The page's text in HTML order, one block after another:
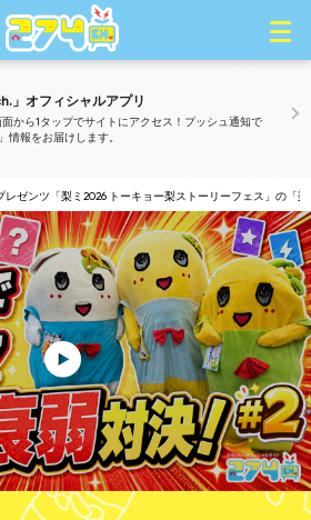
」オフィシャルアプリ
から1タップでサイトにアクセス！プッシュ通知で
」情報をお届けします。
ミ2026 トーキョー梨ストーリーフェス」の「梨ミ 即席プロ
目会員証を公開！